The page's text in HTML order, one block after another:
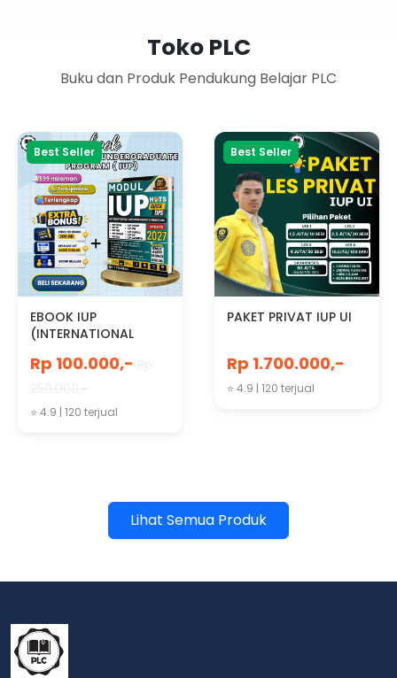
Toko PLC
Buku dan Produk Pendukung Belajar PLC
Best Seller
EBOOK IUP
(INTERNATIONAL
PROGRAM)
Rp 100.000,-
⭐ 4.9 | 120 terjual
Best Seller
PAKET PRIVAT IUP UI
Rp 1.700.000,-
⭐ 4.9 | 120 terjual
Lihat Semua Produk